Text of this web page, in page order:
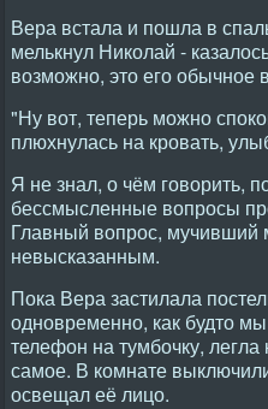
Вера встала и пошла в
мелькнул Николай -
возможно, это его обычное
"Ну вот, теперь можно
плюхнулась на кровать,
Я не знал, о чём говорить,
бессмысленные вопросы
Главный вопрос, мучивший
невысказанным.
Пока Вера застилала
одновременно, как будто
телефон на тумбочку,
самое. В комнате
освещал её лицо.